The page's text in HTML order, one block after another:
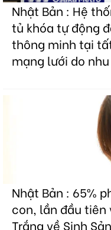
Nhật Bản : Hệ
tủ khóa tự động
thông minh tại
mạng lưới do
Nhật Bản : 65%
con, lần đầu
Trắng về Sinh